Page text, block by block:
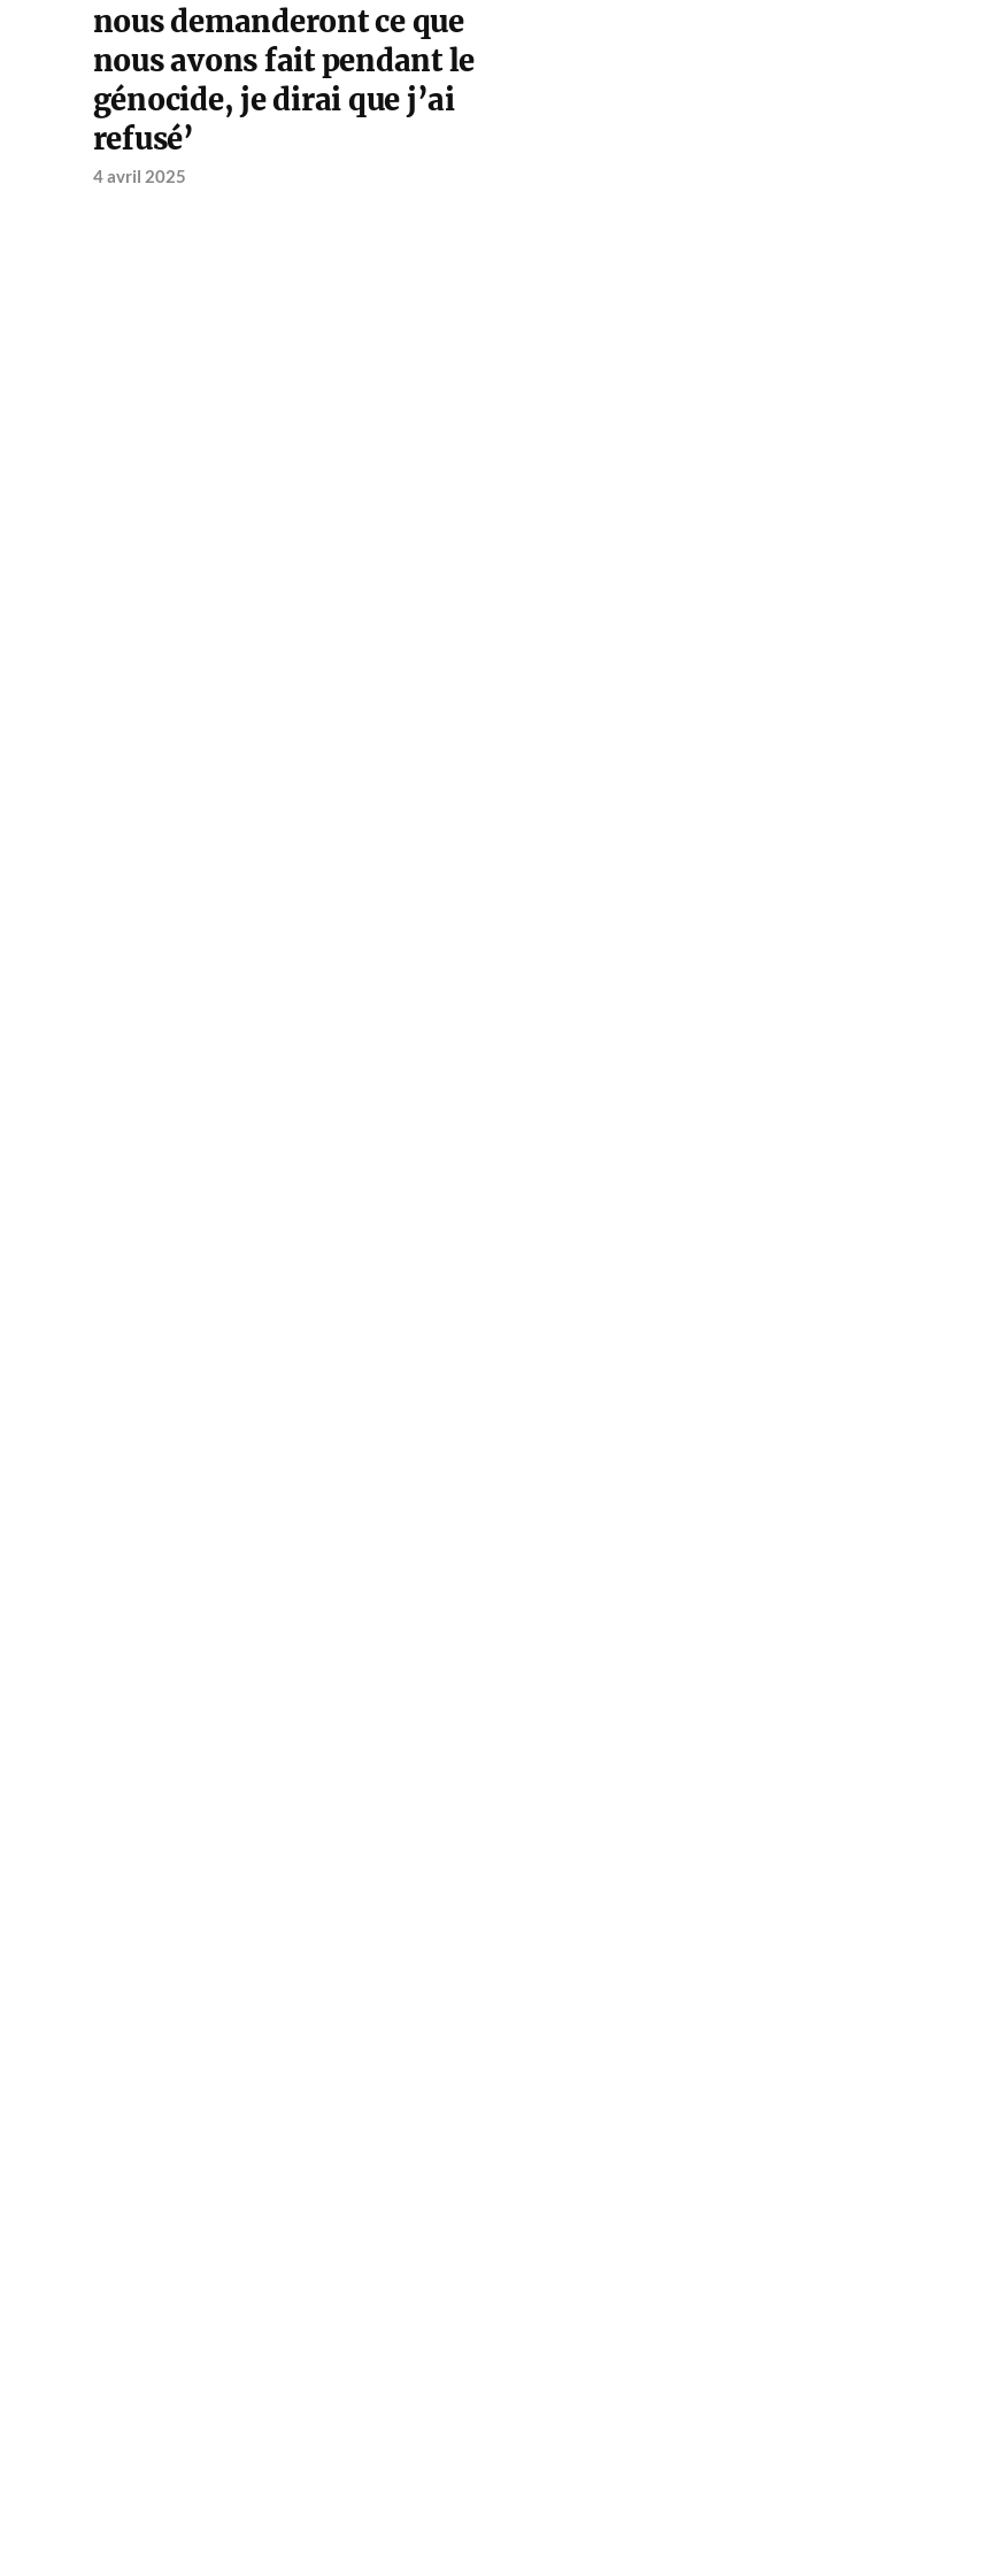
nous demanderont ce que
nous avons fait pendant le
génocide, je dirai que j’ai
refusé’
4 avril 2025